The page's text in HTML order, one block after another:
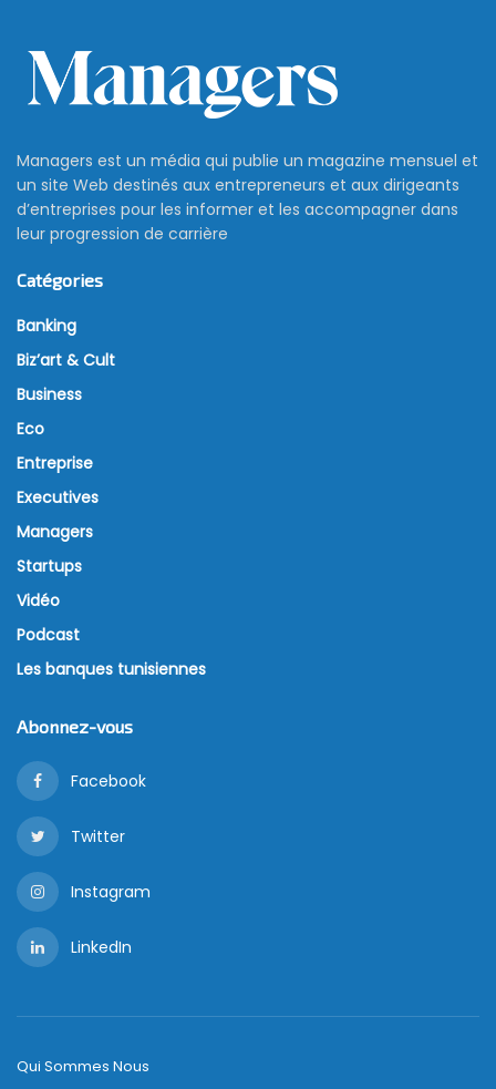
Managers est un média qui publie un magazine mensuel et
un site Web destinés aux entrepreneurs et aux dirigeants
d’entreprises pour les informer et les accompagner dans
leur progression de carrière
Catégories
Banking
Biz’art & Cult
Business
Eco
Entreprise
Executives
Managers
Startups
Vidéo
Podcast
Les banques tunisiennes
Abonnez-vous
Facebook
Twitter
Instagram
LinkedIn
Qui Sommes Nous